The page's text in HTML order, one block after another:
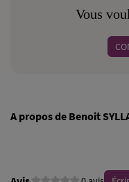
Vous
A propos de Benoit